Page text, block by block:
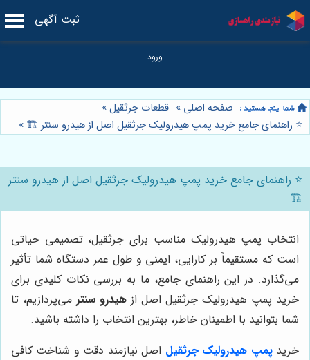
ثبت آگهی
صفحه اصلی » قطعات جرثقیل»
⭐️ راهنمای جامع خرید پمپ هیدرولیک جرثقیل اصل از هیدرو سنتر 🏗️ »
⭐️ راهنمای جامع خرید پمپ هیدرولیک جرثقیل اصل از هیدرو سنتر
🏗️
انتخاب پمپ هیدرولیک مناسب برای جرثقیل، تصمیمی حیاتی
است که مستقیماً بر کارایی، ایمنی و طول عمر دستگاه شما تأثیر
می‌گذارد. در این راهنمای جامع، ما به بررسی نکات کلیدی برای
خرید پمپ هیدرولیک جرثقیل اصل از هیدرو سنتر می‌پردازیم، تا
شما بتوانید با اطمینان خاطر، بهترین انتخاب را داشته باشید.
خریدپمپ هیدرولیک جرثقیل اصل نیازمند دقت و شناخت کافی